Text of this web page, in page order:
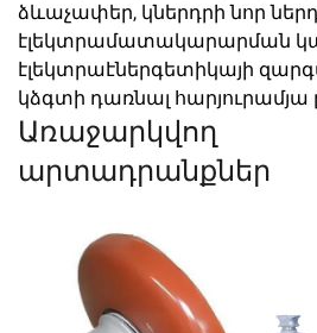
ձևաչափեր, կներդրի նոր
էլեկտրամատակարարման
էլեկտրաէներգետիկայի
կձգտի դառնալ հարյուրամյա
Առաջարկվող
արտադրանքներ